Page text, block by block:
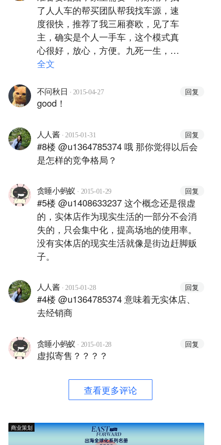
了人人车的帮买团队帮我找车源，速
度很快，推荐了我三厢赛欧，见了车
主，确实是个人一手车，这个模式真
心很好，放心，方便。九死一生，你
一定会活下来的。加油！人人车！
全文
不问秋日 · 2015-04-27 回复
good！
人人酱 · 2015-01-31 回复
#8楼 @u1364785374 哦 那你觉得以后会
是怎样的竞争格局？
贪睡小蚂蚁 · 2015-01-29 回复
#5楼 @u1408633237 这个概念还是很虚
的，实体店作为现实生活的一部分不会消
失的，只会集中化，提高场地的使用率。
没有实体店的现实生活就像是街边赶脚贩
子。
人人酱 · 2015-01-28 回复
#4楼 @u1364785374 意味着无实体店、
去经销商
贪睡小蚂蚁 · 2015-01-28 回复
虚拟寄售？？？？
查看更多评论
商业策划